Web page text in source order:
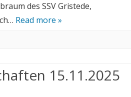
des SSV Gristede,
Read more »
15.11.2025